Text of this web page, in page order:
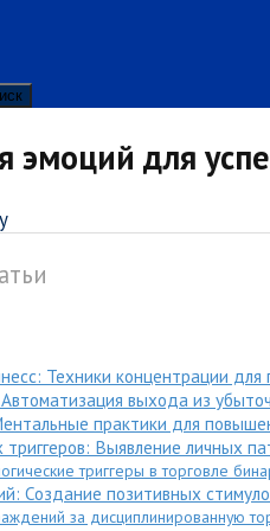
эмоций для
Техники концентрации
выхода из
практики для
триггеров: Выявление личных
триггеры в торговле
Создание позитивных
за дисциплинированную